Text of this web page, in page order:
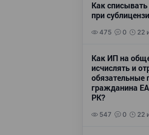
Как списывать
при
475 0 22
Как ИП на
исчислять и
обязательные
гражданина
РК?
547 0 22